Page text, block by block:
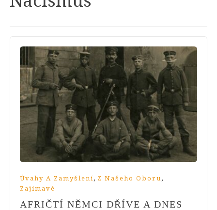
Úvahy A Zamyšlení, Z Našeho Oboru ,
Zajímavé
AFRIČTÍ NĚMCI DŘÍVE A DNES